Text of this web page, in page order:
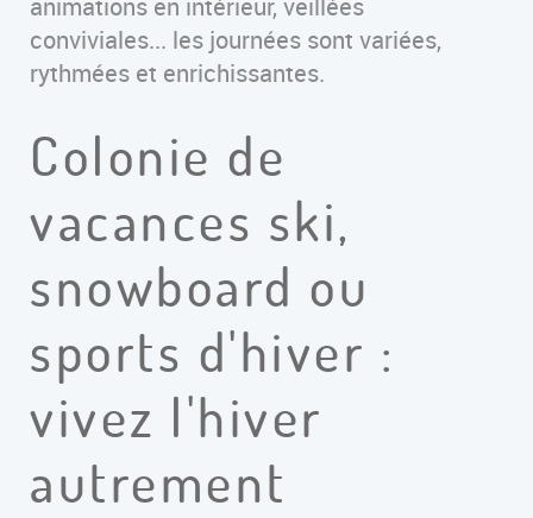
animations en intérieur, veillées
conviviales... les journées sont variées,
rythmées et enrichissantes.
Colonie de
vacances ski,
snowboard ou
sports d'hiver :
vivez l'hiver
autrement